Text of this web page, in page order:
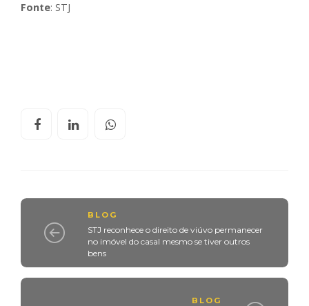
Fonte: STJ
BLOG
STJ reconhece o direito de viúvo permanecer
no imóvel do casal mesmo se tiver outros
bens
BLOG